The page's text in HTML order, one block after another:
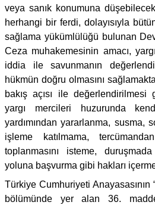
veya sanık konumuna
herhangi bir ferdi, dolayısıyla
sağlama yükümlülüğü bulunan
Ceza muhakemesinin amacı,
iddia ile savunmanın
hükmün doğru olmasını
bakış açısı ile değerlendirilmesi
yargı mercileri huzurunda
yardımından yararlanma, susma,
işleme katılmama,
toplanmasını isteme,
yoluna başvurma gibi hakları
Türkiye Cumhuriyeti Anayasasının
bölümünde yer alan 36.